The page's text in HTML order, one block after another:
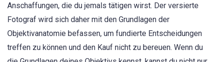
Anschaffungen, die du jemals tätigen wirst. Der versierte
Fotograf wird sich daher mit den Grundlagen der
Objektivanatomie befassen, um fundierte Entscheidungen
treffen zu können und den Kauf nicht zu bereuen. Wenn du